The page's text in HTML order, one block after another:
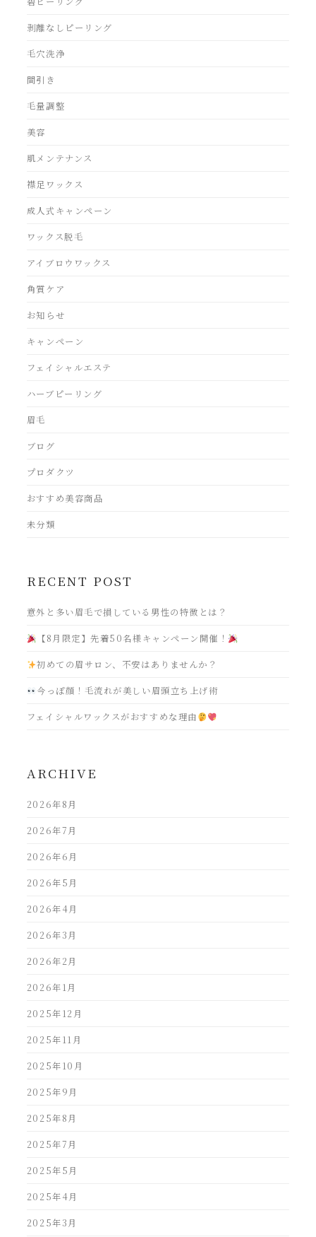
剥離なしピーリング
毛穴洗浄
間引き
毛量調整
美容
肌メンテナンス
襟足ワックス
成人式キャンペーン
ワックス脱毛
アイブロウワックス
角質ケア
お知らせ
キャンペーン
フェイシャルエステ
ハーブピーリング
眉毛
ブログ
プロダクツ
おすすめ美容商品
未分類
RECENT POST
意外と多い眉毛で損している男性の特徴とは？
【8月限定】先着50名様キャンペーン開催！
初めての眉サロン、不安はありませんか？
今っぽ顔！毛流れが美しい眉頭立ち上げ術
フェイシャルワックスがおすすめな理由
ARCHIVE
2026年8月
2026年7月
2026年6月
2026年5月
2026年4月
2026年3月
2026年2月
2026年1月
2025年12月
2025年11月
2025年10月
2025年9月
2025年8月
2025年7月
2025年5月
2025年4月
2025年3月